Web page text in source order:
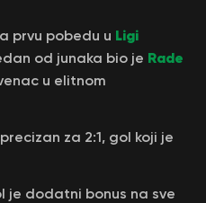
prvu pobedu u Ligi
od junaka bio je Rade
u elitnom
za 2:1, gol koji je
je dodatni bonus na sve